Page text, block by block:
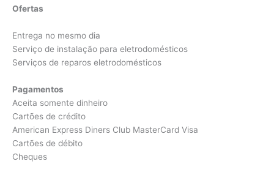
Ofertas
Entrega no mesmo dia
Serviço de instalação para eletrodomésticos
Serviços de reparos eletrodomésticos
Pagamentos
Aceita somente dinheiro
Cartões de crédito
American Express Diners Club MasterCard Visa
Cartões de débito
Cheques